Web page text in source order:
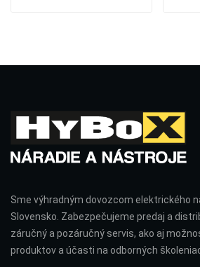
Sme výhradným dovozcom elektrického
Slovensko. Zabezpečujeme predaj a
záručný a pozáručný servis, ako aj
produktov a účasti na odborných